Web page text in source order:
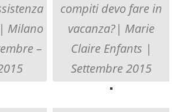
Milano
–
compiti devo fare in
vacanza?| Marie
Claire Enfants |
Settembre 2015